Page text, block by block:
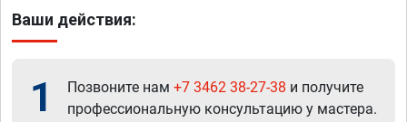
Ваши действия:
1 Позвоните нам +7 3462 38-27-38 и получите
профессиональную консультацию у мастера.